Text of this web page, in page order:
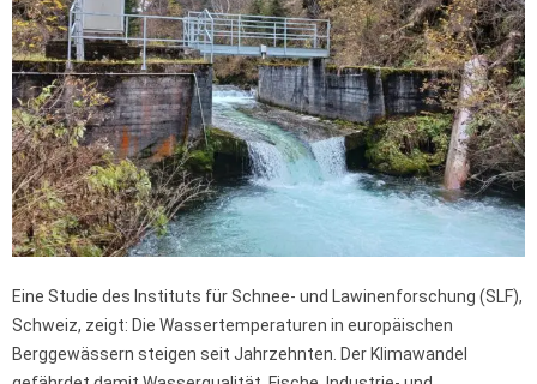
Eine Studie des Instituts für Schnee- und Lawinenforschung (SLF),
Schweiz, zeigt: Die Wassertemperaturen in europäischen
Berggewässern steigen seit Jahrzehnten. Der Klimawandel